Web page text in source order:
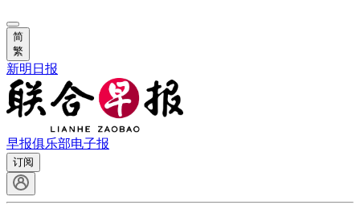
简
繁
新明日报
早报俱乐部电子报
订阅